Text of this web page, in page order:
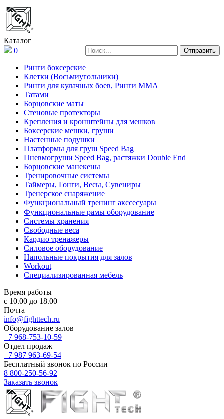
Каталог
0
Ринги боксерские
Клетки (Восьмиугольники)
Ринги для кулачных боев, Ринги ММА
Татами
Борцовские маты
Стеновые протекторы
Крепления и кронштейны для мешков
Боксерские мешки, груши
Настенные подушки
Платформы для груш Speed Bag
Пневмогруши Speed Bag, растяжки Double End
Борцовские манекены
Тренировочные системы
Таймеры, Гонги, Весы, Сувениры
Тренерское снаряжение
Функциональный тренинг акссесуары
Функциональные рамы оборудование
Системы хранения
Свободные веса
Кардио тренажеры
Силовое оборудование
Напольные покрытия для залов
Workout
Специализированная мебель
Время работы
с 10.00 до 18.00
Почта
info@fighttech.ru
Оборудование залов
+7 968-753-10-59
Отдел продаж
+7 987 963-69-54
Бесплатный звонок по России
8 800-250-56-92
Заказать звонок